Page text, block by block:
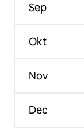
Sep
Okt
Nov
Dec